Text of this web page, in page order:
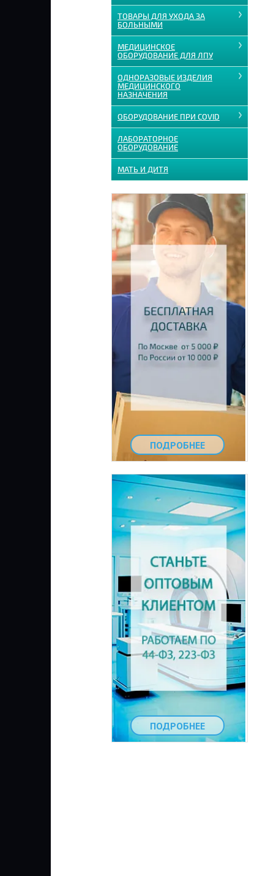
ТОВАРЫ ДЛЯ УХОДА ЗА
БОЛЬНЫМИ
МЕДИЦИНСКОЕ
ОБОРУДОВАНИЕ ДЛЯ ЛПУ
ОДНОРАЗОВЫЕ ИЗДЕЛИЯ
МЕДИЦИНСКОГО
НАЗНАЧЕНИЯ
ОБОРУДОВАНИЕ ПРИ COVID
ЛАБОРАТОРНОЕ
ОБОРУДОВАНИЕ
МАТЬ И ДИТЯ
ПОДРОБНЕЕ
ПОДРОБНЕЕ